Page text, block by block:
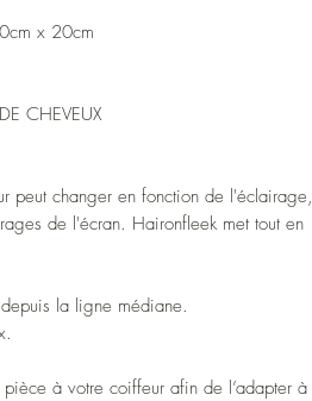
x 20cm
CHEVEUX
peut changer en fonction de l'éclairage,
de l'écran. Haironfleek met tout en
la ligne médiane.
à votre coiffeur afin de l’adapter à